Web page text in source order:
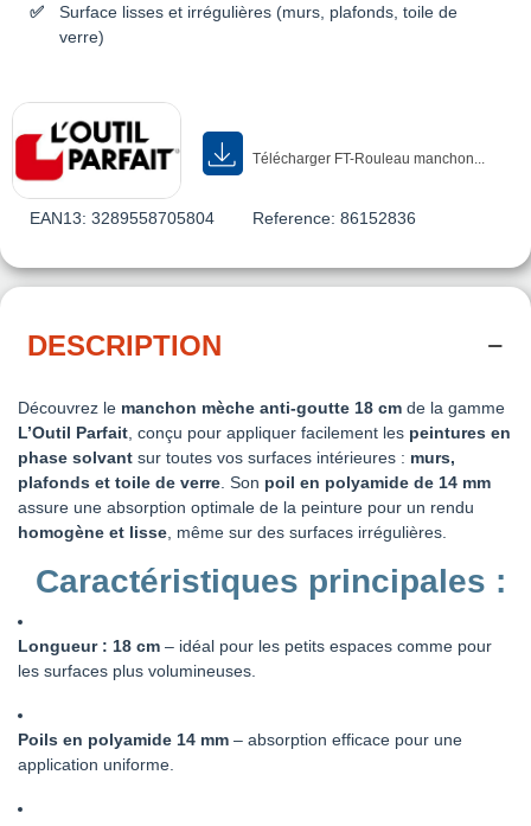
Surface lisses et irrégulières (murs, plafonds, toile de
verre)
Télécharger FT-Rouleau manchon...
EAN13: 3289558705804 Reference: 86152836
DESCRIPTION
Découvrez le manchon mèche anti-goutte 18 cm de la gamme
L’Outil Parfait , conçu pour appliquer facilement les peintures en
phase solvant sur toutes vos surfaces intérieures : murs,
plafonds et toile de verre . Son poil en polyamide de 14 mm
assure une absorption optimale de la peinture pour un rendu
homogène et lisse , même sur des surfaces irrégulières.
Caractéristiques principales :
Longueur : 18 cm – idéal pour les petits espaces comme pour
les surfaces plus volumineuses.
Poils en polyamide 14 mm – absorption efficace pour une
application uniforme.